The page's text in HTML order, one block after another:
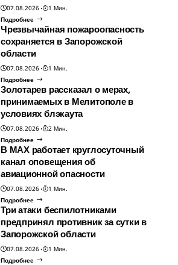
07.08.2026
1 Мин.
Подробнее
Чрезвычайная пожароопасность
сохраняется в Запорожской
области
07.08.2026
1 Мин.
Подробнее
Золотарев рассказал о мерах,
принимаемых в Мелитополе в
условиях блэкаута
07.08.2026
2 Мин.
Подробнее
В МАХ работает круглосуточный
канал оповещения об
авиационной опасности
07.08.2026
1 Мин.
Подробнее
Три атаки беспилотниками
предпринял противник за сутки в
Запорожской области
07.08.2026
1 Мин.
Подробнее